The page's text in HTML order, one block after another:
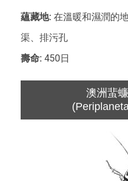
蘊藏地: 在溫暖和濕潤的
渠、排污孔
壽命: 450日
澳洲蜚